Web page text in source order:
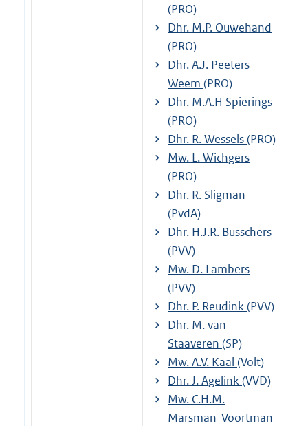
(PRO)
Dhr. M.P. Ouwehand
(PRO)
Dhr. A.J. Peeters
Weem (PRO)
Dhr. M.A.H Spierings
(PRO)
Dhr. R. Wessels(PRO)
Mw. L. Wichgers
(PRO)
Dhr. R. Sligman
(PvdA)
Dhr. H.J.R. Busschers
(PVV)
Mw. D. Lambers
(PVV)
Dhr. P. Reudink(PVV)
Dhr. M. van
Staaveren (SP)
Mw. A.V. Kaal (Volt)
Dhr. J. Agelink(VVD)
Mw. C.H.M.
Marsman-Voortman